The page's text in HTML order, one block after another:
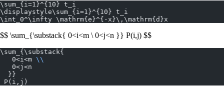
\sum_{i=1}^{10} t_i
\displaystyle\sum_{i=1}^{10} t_i
\int_0^\infty \mathrm{e}^{-x}\,\mathrm{d}x
$$ \sum_{\substack{ 0<i<m \ 0<j<n }} P(i,j) $$
\sum_{\substack{
   0<i<m
\\
   0<j<n
  }}
P(i,j)